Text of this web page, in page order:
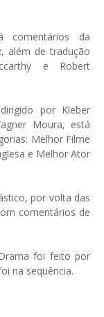
da
além de tradução
e Robert
por Kleber
Moura, está
Melhor Filme
e Melhor Ator
por volta das
comentários de
foi feito por
na sequência.